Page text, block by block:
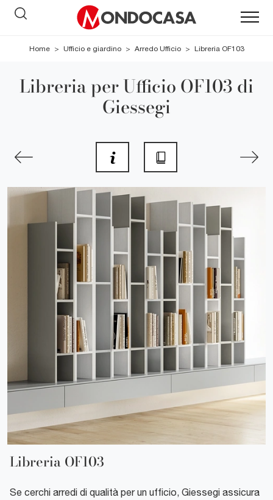
Home > Ufficio e giardino > Arredo Ufficio > Libreria OF103
Libreria per Ufficio OF103 di
Giessegi
Libreria OF103
Se cerchi arredi di qualità per un ufficio, Giessegi assicura